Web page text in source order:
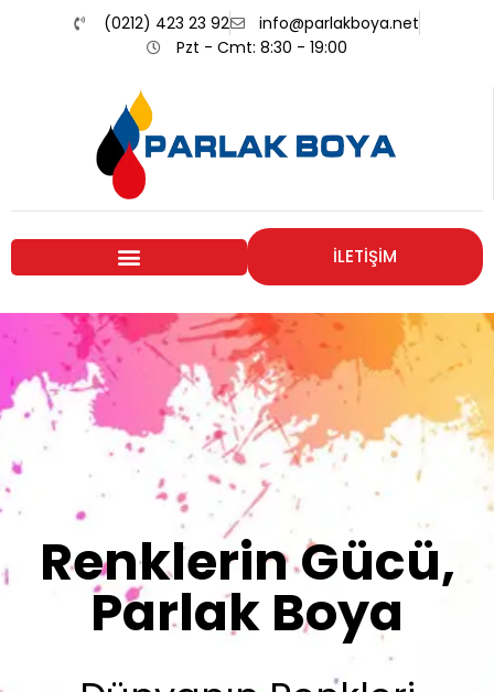
(0212) 423 23 92
info@parlakboya.net
Pzt - Cmt: 8:30 - 19:00
İLETİŞİM
Renklerimiz
Sizin İmzanız
Olsun